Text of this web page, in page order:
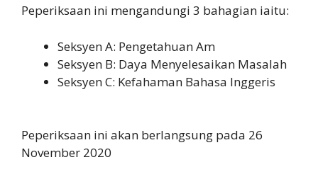
Peperiksaan ini mengandungi 3 bahagian iaitu:
Seksyen A: Pengetahuan Am
Seksyen B: Daya Menyelesaikan Masalah
Seksyen C: Kefahaman Bahasa Inggeris
Peperiksaan ini akan berlangsung pada 26
November 2020